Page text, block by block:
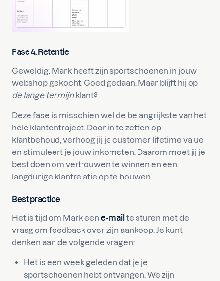
Fase 4. Retentie
Geweldig. Mark heeft zijn sportschoenen in jouw
webshop gekocht. Goed gedaan. Maar blijft hij op
de lange termijnklant?
Deze fase is misschien wel de belangrijkste van het
hele klantentraject. Door in te zetten op
klantbehoud, verhoog jij je customer lifetime value
en stimuleert je jouw inkomsten. Daarom moet jij je
best doen om vertrouwen te winnen en een
langdurige klantrelatie op te bouwen.
Best practice
Het is tijd om Mark een e-mail te sturen met de
vraag om feedback over zijn aankoop. Je kunt
denken aan de volgende vragen:
Het is een week geleden dat je je
sportschoenen hebt ontvangen. We zijn